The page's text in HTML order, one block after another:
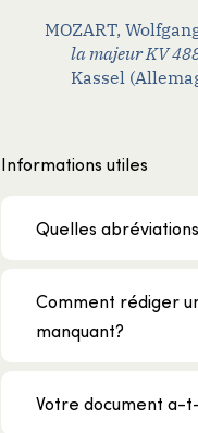
MOZART,
la majeur KV
Kassel
Informations utiles
Quelles
Comment rédiger
manquant?
Votre document a-